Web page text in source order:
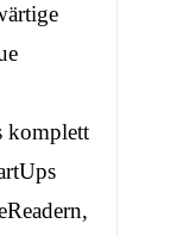
komplett